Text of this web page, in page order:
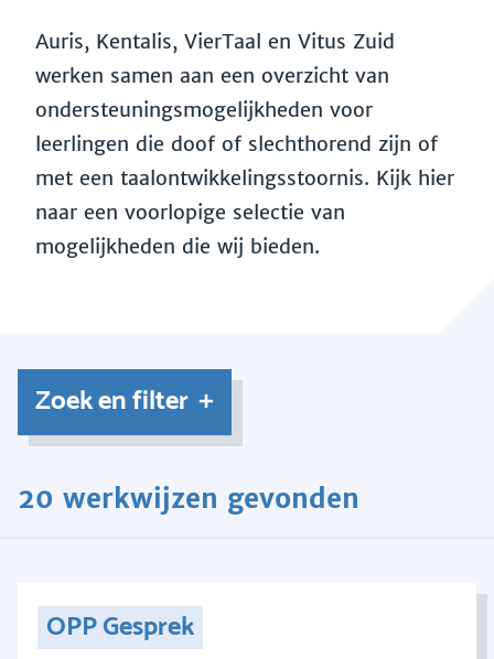
Auris, Kentalis, VierTaal en Vitus Zuid
werken samen aan een overzicht van
ondersteuningsmogelijkheden voor
leerlingen die doof of slechthorend zijn of
met een taalontwikkelingsstoornis. Kijk hier
naar een voorlopige selectie van
mogelijkheden die wij bieden.
Zoek en filter
20 werkwijzen gevonden
OPP Gesprek